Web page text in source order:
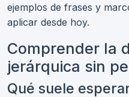
ejemplos de frases y
aplicar desde hoy.
Comprender la
jerárquica sin
Qué suele